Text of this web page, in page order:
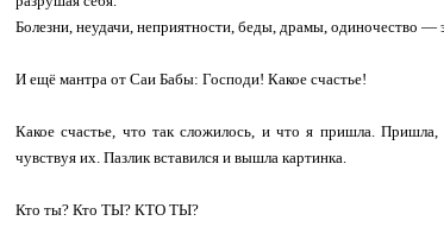
Болезни, неудачи, неприятности, беды, драмы, одиночество —
И ещё мантра от Саи Бабы: Господи! Какое счастье!
Какое счастье, что так сложилось, и что я пришла.
чувствуя их. Пазлик вставился и вышла картинка.
Кто ты? Кто ТЫ? КТО ТЫ?